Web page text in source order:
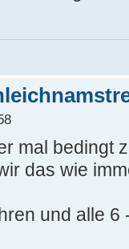
mal bedingt
das wie
und alle